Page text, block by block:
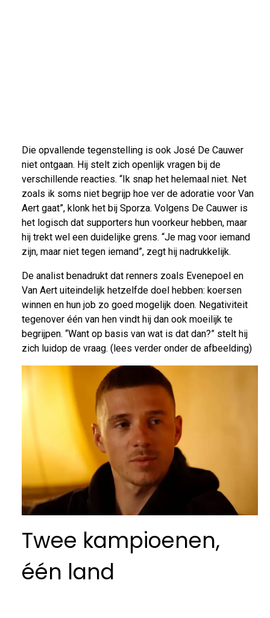
Die opvallende tegenstelling is ook José De Cauwer
niet ontgaan. Hij stelt zich openlijk vragen bij de
verschillende reacties. “Ik snap het helemaal niet. Net
zoals ik soms niet begrijp hoe ver de adoratie voor Van
Aert gaat”, klonk het bij Sporza. Volgens De Cauwer is
het logisch dat supporters hun voorkeur hebben, maar
hij trekt wel een duidelijke grens. “Je mag voor iemand
zijn, maar niet tegen iemand”, zegt hij nadrukkelijk.
De analist benadrukt dat renners zoals Evenepoel en
Van Aert uiteindelijk hetzelfde doel hebben: koersen
winnen en hun job zo goed mogelijk doen. Negativiteit
tegenover één van hen vindt hij dan ook moeilijk te
begrijpen. “Want op basis van wat is dat dan?” stelt hij
zich luidop de vraag. (lees verder onder de afbeelding)
Twee kampioenen,
één land